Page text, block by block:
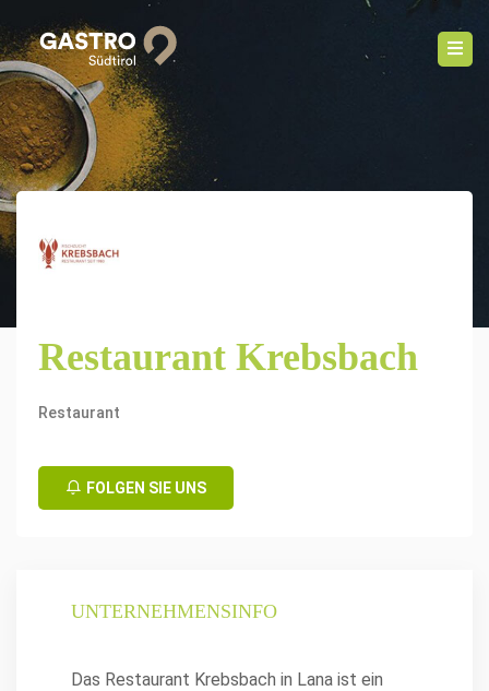
Restaurant Krebsbach
Restaurant
FOLGEN SIE UNS
UNTERNEHMENSINFO
Das Restaurant Krebsbach in Lana ist ein